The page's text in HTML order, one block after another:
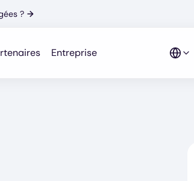
? →
Entreprise